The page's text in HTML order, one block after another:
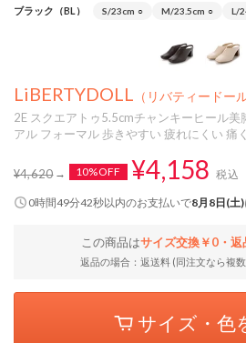
ブラック（BL） S/23cm ○ M/23.5cm ○ L/
LiBERTYDOLL （リバティードール
2E スクエアトゥ5.5cmチャンキーヒール美
アル フォーマル 歩きやすい 疲れにくい 痛
¥4,620 10%OFF ¥4,158 税込
0時間49分42秒以内のお支払いで8月8日(土)
この商品はサイズ交換￥0・返
返品の場合：返送料 (同注文なら複
サイズ・色